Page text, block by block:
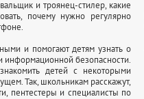
и троянец-стилер, какие
почему нужно регулярно
и помогают детям узнать о
безопасности.
детей с некоторыми
Так, школьникам расскажут,
пентестеры и специалисты по